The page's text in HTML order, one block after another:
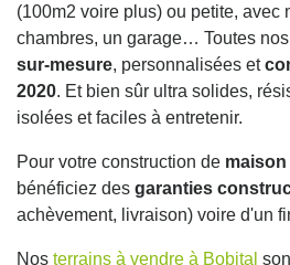
(100m2 voire plus) ou petite, avec
chambres, un garage… Toutes
sur-mesure, personnalisées et
2020. Et bien sûr ultra solides,
isolées et faciles à entretenir.
Pour votre construction de maison
bénéficiez des garanties
achèvement, livraison) voire d'un
Nos terrains à vendre à Bobital